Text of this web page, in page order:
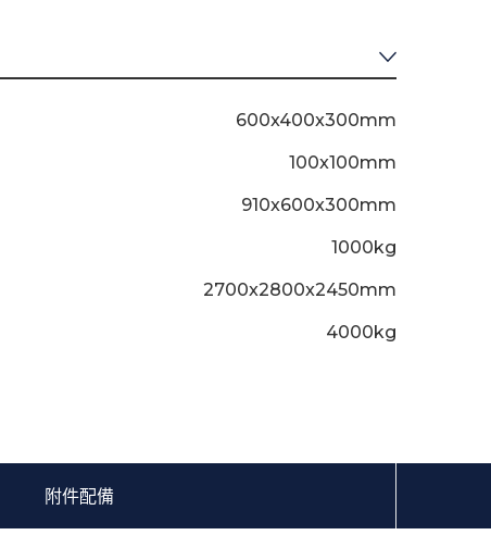
600x400x300mm
100x100mm
910x600x300mm
1000kg
2700x2800x2450mm
4000kg
附件配備